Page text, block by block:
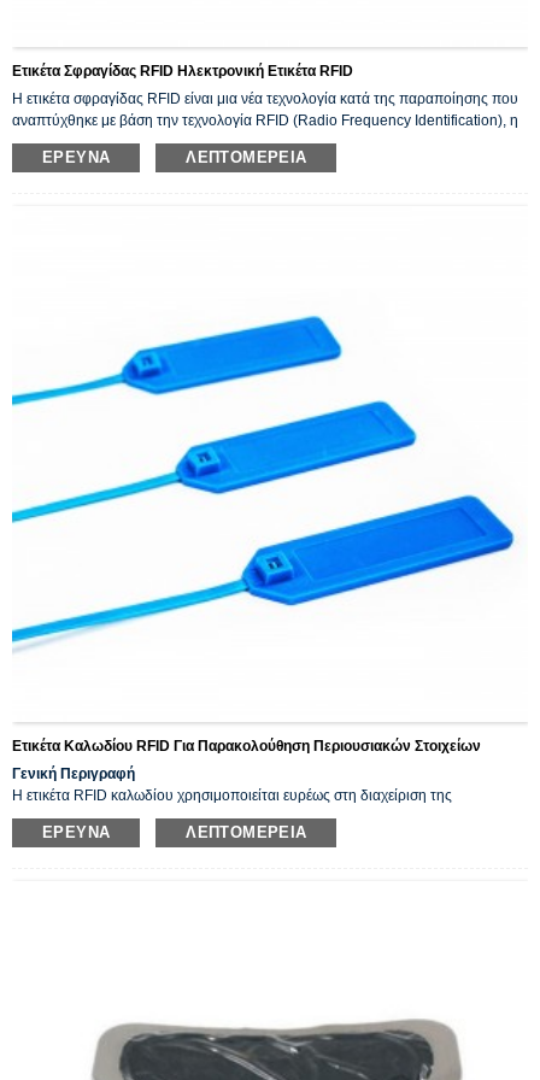
Ετικέτα Σφραγίδας RFID Ηλεκτρονική Ετικέτα RFID
Η ετικέτα σφραγίδας RFID είναι μια νέα τεχνολογία κατά της παραποίησης που
αναπτύχθηκε με βάση την τεχνολογία RFID (Radio Frequency Identification), η
οποία χρησιμοποιείται για την πιστοποίηση αντικειμένων για ανίχνευση
ασφαλείας, αναγνώριση πληροφοριών, προστασία από παραβίαση και
ΈΡΕΥΝΑ ΛΕΠΤΟΜΈΡΕΙΑ
Ετικέτα Καλωδίου RFID Για Παρακολούθηση Περιουσιακών Στοιχείων
Γενική Περιγραφή
Η ετικέτα RFID καλωδίου χρησιμοποιείται ευρέως στη διαχείριση της
εφοδιαστικής αλυσίδας, στην παρακολούθηση περιουσιακών στοιχείων λόγω
του πλεονεκτήματός της ως ελαφριάς, εύκολης εγκατάστασης, αντι-
ΈΡΕΥΝΑ ΛΕΠΤΟΜΈΡΕΙΑ